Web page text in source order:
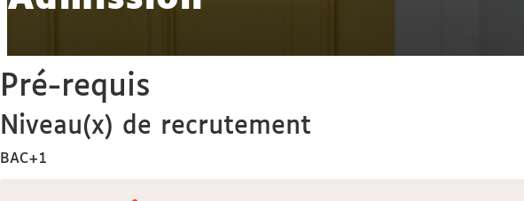
Pré-requis
Niveau(x) de recrutement
BAC+1